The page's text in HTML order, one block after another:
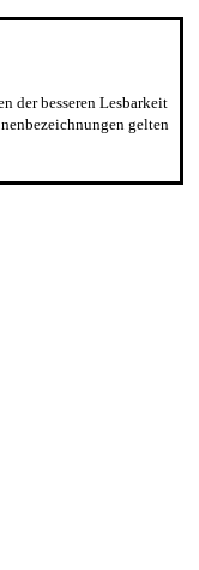
der besseren Lesbarkeit
gelten